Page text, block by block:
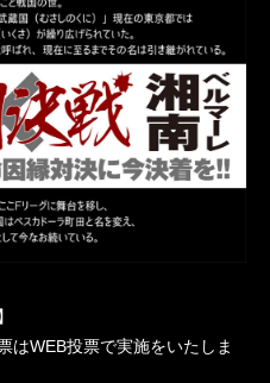
はWEB投票で実施をいたしま